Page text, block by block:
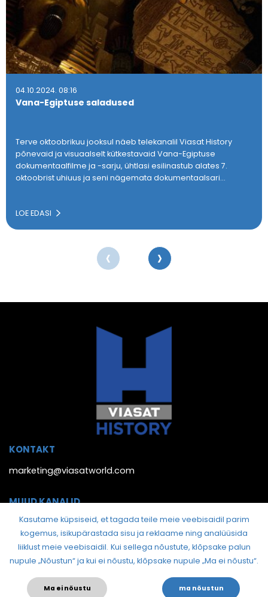
04.10.2024. 08:16
Vana-Egiptuse saladused
Terve oktoobrikuu jooksul näeb telekanalil Viasat History
põnevaid ja visuaalselt kütkestavaid Vana-Egiptuse
dokumentaalfilme ja -sarju, ühtlasi esilinastub alates 7.
oktoobrist uhiuus ja seni nägemata dokumentaalsari…
LOE EDASI
‹ ›
KONTAKT
marketing@viasatworld.com
MUUD KANALID
Kasutame küpsiseid, et tagada teile meie veebisaidil parim
kogemus, isikupärastada sisu ja reklaame ning analüüsida
liiklust meie veebisaidil. Kui sellega nõustute, klõpsake palun
nupule „Nõustun“ ja kui ei nõustu, klõpsake nupule „Ma ei nõustu“.
Ma ei nõustu ma nõustun